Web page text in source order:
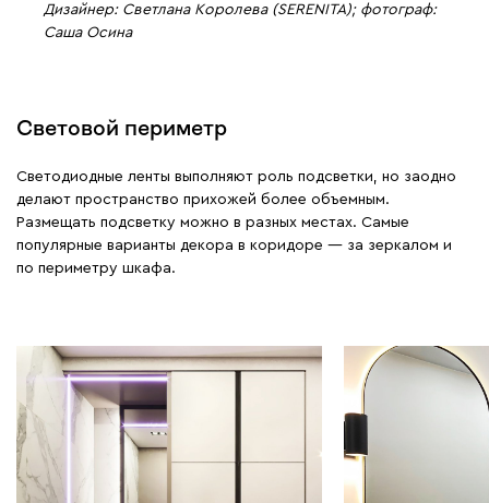
Дизайнер: Светлана Королева (SERENITA); фотограф:
Саша Осина
Световой периметр
Светодиодные ленты выполняют роль подсветки, но заодно
делают пространство прихожей более объемным.
Размещать подсветку можно в разных местах. Самые
популярные варианты декора в коридоре — за зеркалом и
по периметру шкафа.